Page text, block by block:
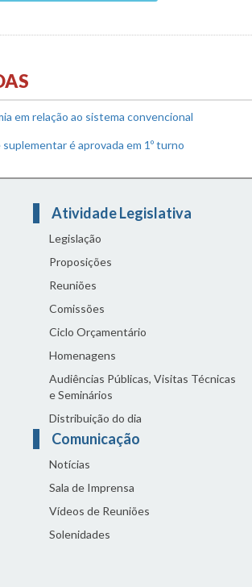
em relação ao sistema convencional
é aprovada em 1º turno
Atividade Legislativa
Legislação
Proposições
Reuniões
Comissões
Ciclo Orçamentário
Homenagens
Audiências Públicas, Visitas Técnicas
e Seminários
Distribuição do dia
Comunicação
Notícias
Sala de Imprensa
Vídeos de Reuniões
Solenidades